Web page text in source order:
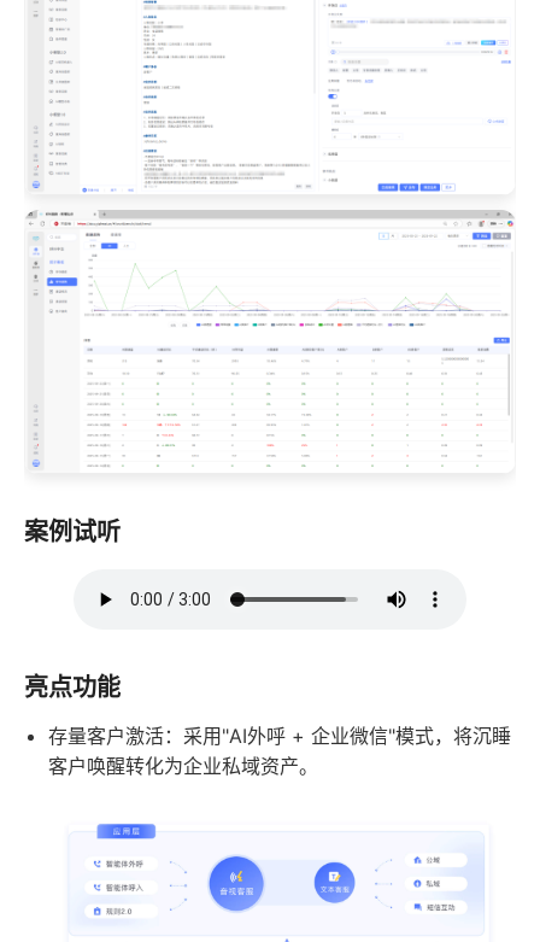
案例试听
亮点功能
存量客户激活：采用"AI外呼 + 企业微信"模式，将沉睡
客户唤醒转化为企业私域资产。